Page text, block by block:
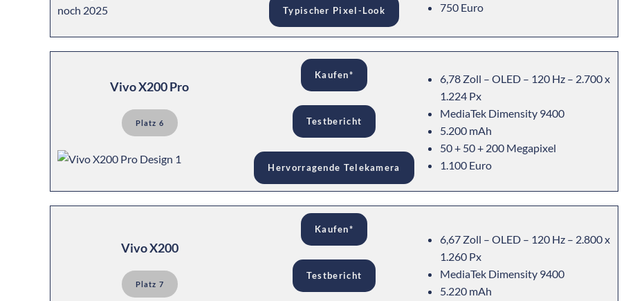
Typischer Pixel-Look
750 Euro
Vivo X200 Pro
Platz 6
Kaufen*
Testbericht
Hervorragende Telekamera
6,78 Zoll – OLED – 120 Hz – 2.700 x
1.224 Px
MediaTek Dimensity 9400
5.200 mAh
50 + 50 + 200 Megapixel
1.100 Euro
Vivo X200
Platz 7
Kaufen*
Testbericht
6,67 Zoll – OLED – 120 Hz – 2.800 x
1.260 Px
MediaTek Dimensity 9400
5.220 mAh